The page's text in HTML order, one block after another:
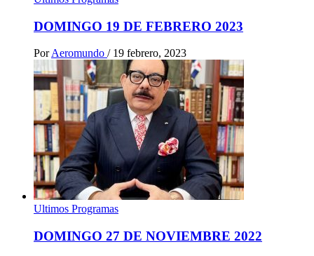
DOMINGO 19 DE FEBRERO 2023
PorAeromundo / 19 febrero, 2023
Ultimos Programas
DOMINGO 27 DE NOVIEMBRE 2022